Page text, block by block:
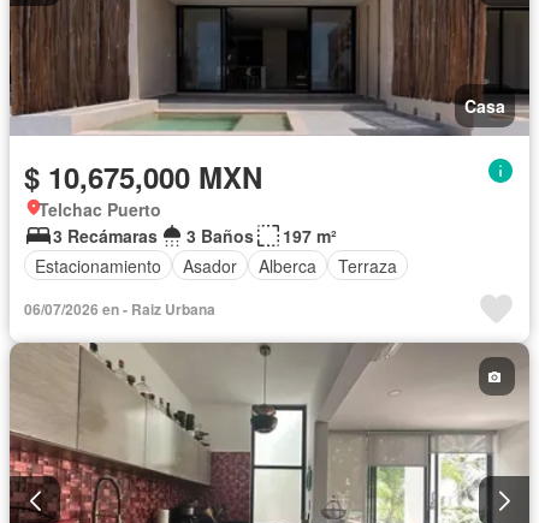
Casa
$ 10,675,000 MXN
Telchac Puerto
3 Recámaras
3 Baños
197 m²
Estacionamiento
Asador Alberca Terraza
06/07/2026 en - Raiz Urbana